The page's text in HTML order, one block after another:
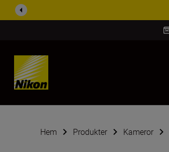
SKIP
Hem Produkter Kameror